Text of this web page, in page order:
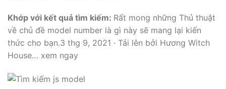
Khớp với kết quả tìm kiếm: Rất mong những Thủ thuật
về chủ đề model number là gì này sẽ mang lại kiến
thức cho bạn.3 thg 9, 2021 · Tải lên bởi Hương Witch
House… xem ngay